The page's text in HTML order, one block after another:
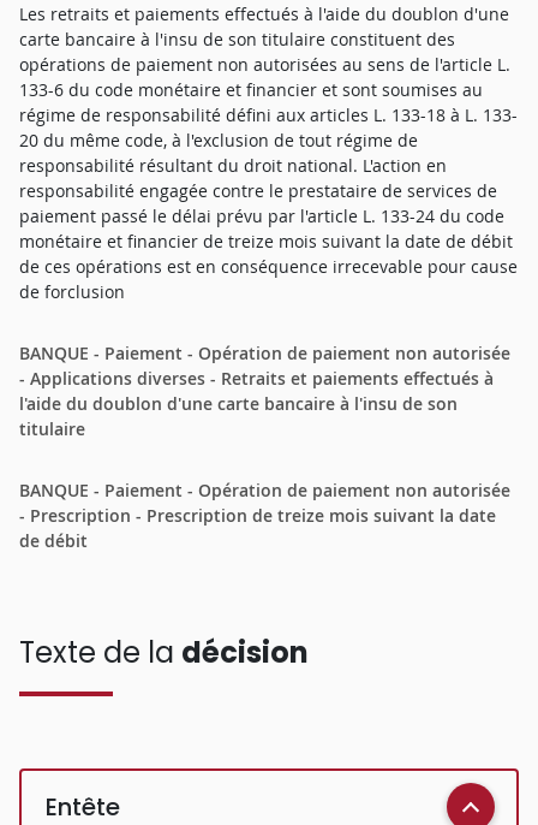
Les retraits et paiements effectués à l'aide du doublon d'une
carte bancaire à l'insu de son titulaire constituent des
opérations de paiement non autorisées au sens de l'article L.
133-6 du code monétaire et financier et sont soumises au
régime de responsabilité défini aux articles L. 133-18 à L. 133-
20 du même code, à l'exclusion de tout régime de
responsabilité résultant du droit national. L'action en
responsabilité engagée contre le prestataire de services de
paiement passé le délai prévu par l'article L. 133-24 du code
monétaire et financier de treize mois suivant la date de débit
de ces opérations est en conséquence irrecevable pour cause
de forclusion
BANQUE - Paiement - Opération de paiement non autorisée
- Applications diverses - Retraits et paiements effectués à
l'aide du doublon d'une carte bancaire à l'insu de son
titulaire
BANQUE - Paiement - Opération de paiement non autorisée
- Prescription - Prescription de treize mois suivant la date
de débit
Texte de la décision
Entête